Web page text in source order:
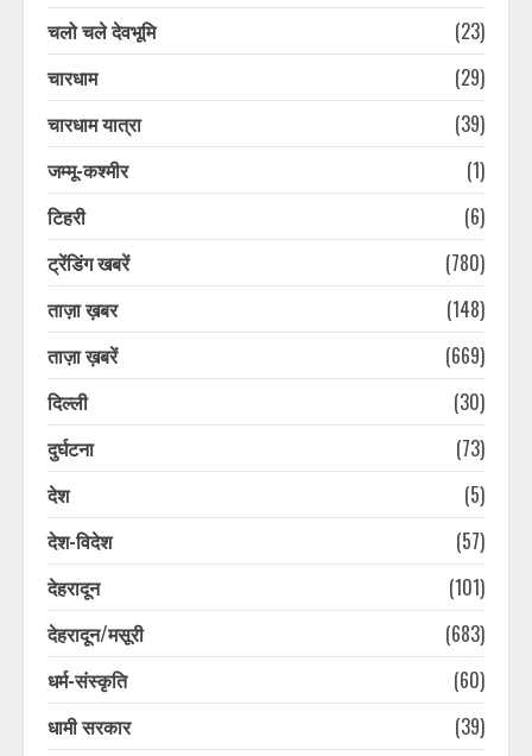
चलो चले देवभूमि
(23)
चारधाम
(29)
चारधाम यात्रा
(39)
जम्मू-कश्मीर
(1)
टिहरी
(6)
ट्रेंडिंग खबरें
(780)
ताज़ा ख़बर
(148)
ताज़ा ख़बरें
(669)
दिल्ली
(30)
दुर्घटना
(73)
देश
(5)
देश-विदेश
(57)
देहरादून
(101)
देहरादून/मसूरी
(683)
धर्म-संस्कृति
(60)
धामी सरकार
(39)